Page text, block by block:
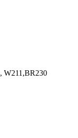
W211,BR230